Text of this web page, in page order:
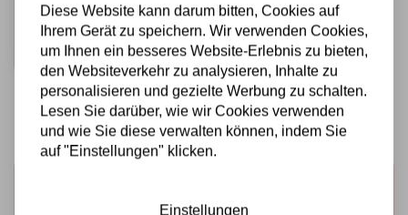
€1,95 Auf Lager
Schnell
hinzufügen
Diese Website kann darum bitten, Cookies auf
Ihrem Gerät zu speichern. Wir verwenden Cookies,
um Ihnen ein besseres Website-Erlebnis zu bieten,
den Websiteverkehr zu analysieren, Inhalte zu
personalisieren und gezielte Werbung zu schalten.
Lesen Sie darüber, wie wir Cookies verwenden
und wie Sie diese verwalten können, indem Sie
auf "Einstellungen" klicken.
Einstellungen